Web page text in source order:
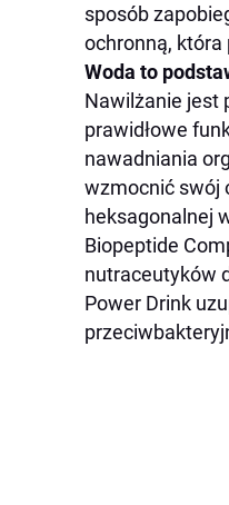
sposób
ochronną, która
Woda to
Nawilżanie jest
prawidłowe
nawadniania
wzmocnić swój
heksagonalnej
Biopeptide
nutraceutyków
Power Drink